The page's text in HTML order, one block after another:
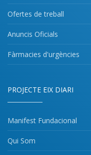
Ofertes de treball
Anuncis Oficials
Fàrmacies d'urgències
PROJECTE EIX DIARI
Manifest Fundacional
Qui Som